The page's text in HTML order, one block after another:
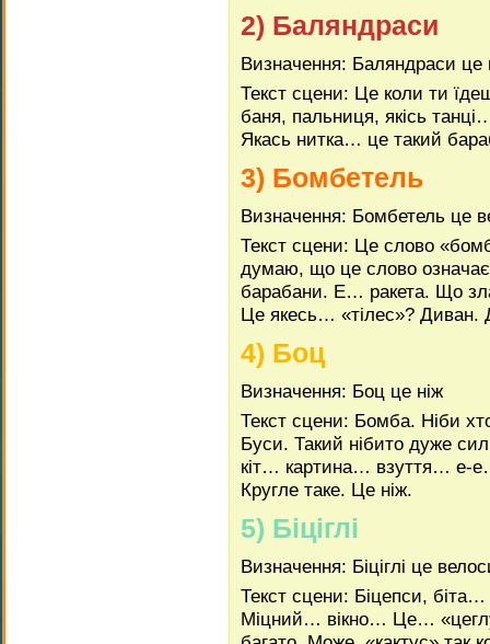
2) Баляндраси
Визначення: Баляндраси це
Текст сцени: Це коли ти
баня, пальниця, якісь
Якась нитка… це такий
3) Бомбетель
Визначення: Бомбетель це
Текст сцени: Це слово
думаю, що це слово
барабани. Е… ракета. Що
Це якесь… «тілес»?
4) Боц
Визначення: Боц це ніж
Текст сцени: Бомба. Ніби
Буси. Такий нібито дуже
кіт… картина… взуття… е-
Кругле таке. Це ніж.
5) Біціглі
Визначення: Біціглі це
Текст сцени: Біцепси,
Міцний… вікно… Це…